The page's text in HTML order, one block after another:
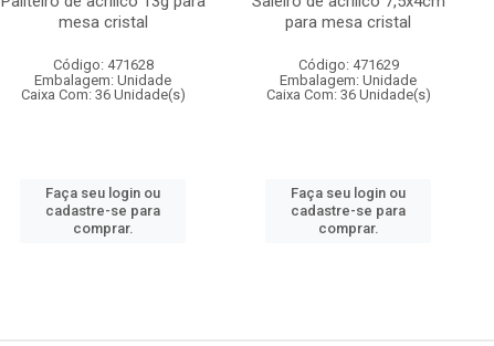
mesa cristal
Código: 471628
Embalagem: Unidade
Caixa Com: 36 Unidade(s)
Faça seu login ou
cadastre-se para
comprar.
para mesa cristal
Código: 471629
Embalagem: Unidade
Caixa Com: 36 Unidade(s)
Faça seu login ou
cadastre-se para
comprar.